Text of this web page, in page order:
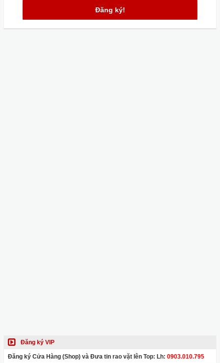
Đăng ký!
Đăng ký VIP
Đăng ký Cửa Hàng (Shop) và Đưa tin rao vặt lên Top: Lh: 0903.010.795